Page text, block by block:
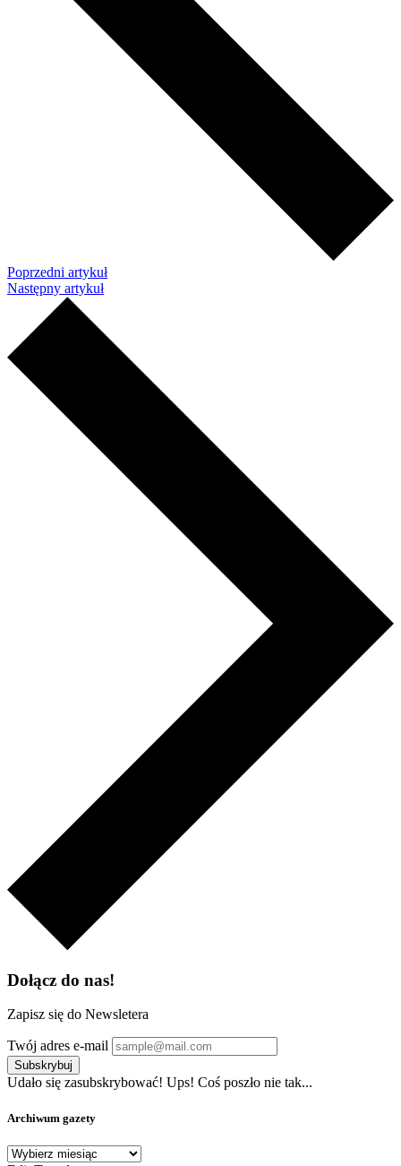
Poprzedni artykuł
Następny artykuł
Dołącz do nas!
Zapisz się do Newsletera
Twój adres e-mail
Subskrybuj
Udało się zasubskrybować! Ups! Coś poszło nie tak...
Archiwum gazety
Archiwum